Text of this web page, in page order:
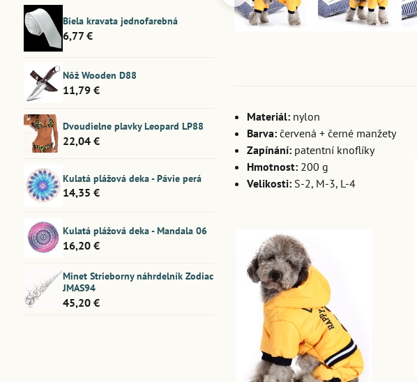
Materiál: nylon
Barva: červená + černé manžety
Zapínání: patentní knoflíky
Hmotnost: 200 g
Velikosti: S-2, M-3, L-4
Biela kravata jednofarebná
6,77 €
Nôž Wooden D88
11,79 €
Dvoudielne plavky Leopard LP88
22,04 €
Kulatá plážová deka - Pávie perá
14,35 €
Kulatá plážová deka - Mandala 06
16,20 €
Minet Strieborny náhrdelník Zodiac
JMAS94
45,20 €